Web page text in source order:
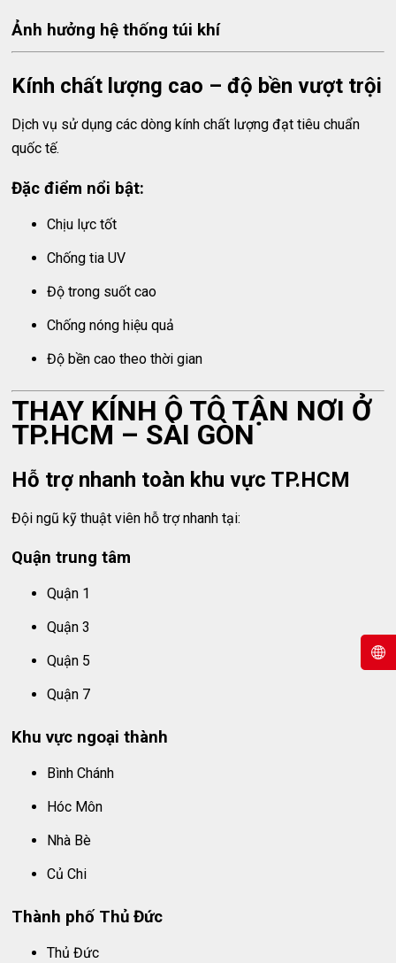
Ảnh hưởng hệ thống túi khí
Kính chất lượng cao – độ bền vượt trội
Dịch vụ sử dụng các dòng kính chất lượng đạt tiêu chuẩn
quốc tế.
Đặc điểm nổi bật:
Chịu lực tốt
Chống tia UV
Độ trong suốt cao
Chống nóng hiệu quả
Độ bền cao theo thời gian
THAY KÍNH Ô TÔ TẬN NƠI Ở
TP.HCM – SÀI GÒN
Hỗ trợ nhanh toàn khu vực TP.HCM
Đội ngũ kỹ thuật viên hỗ trợ nhanh tại:
Quận trung tâm
Quận 1
Quận 3
Quận 5
Quận 7
Khu vực ngoại thành
Bình Chánh
Hóc Môn
Nhà Bè
Củ Chi
Thành phố Thủ Đức
Thủ Đức